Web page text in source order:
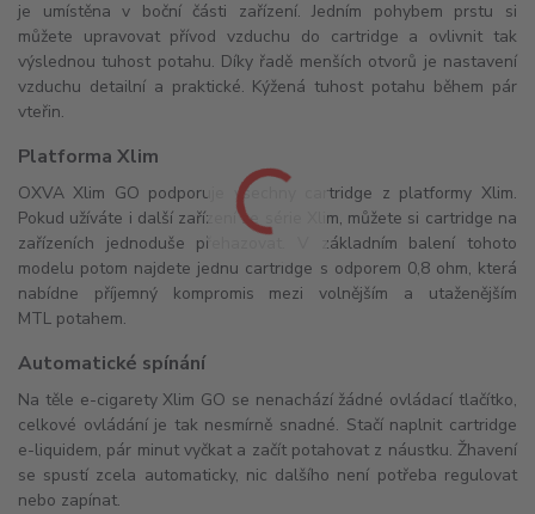
je umístěna v boční části zařízení. Jedním pohybem prstu si
můžete upravovat přívod vzduchu do cartridge a ovlivnit tak
výslednou tuhost potahu. Díky řadě menších otvorů je nastavení
vzduchu detailní a praktické. Kýžená tuhost potahu během pár
vteřin.
Platforma Xlim
OXVA Xlim GO podporuje všechny cartridge z platformy Xlim.
Pokud užíváte i další zařízení ze série Xlim, můžete si cartridge na
zařízeních jednoduše přehazovat. V základním balení tohoto
modelu potom najdete jednu cartridge s odporem 0,8 ohm, která
nabídne příjemný kompromis mezi volnějším a utaženějším
MTL potahem.
Automatické spínání
Na těle e-cigarety Xlim GO se nenachází žádné ovládací tlačítko,
celkové ovládání je tak nesmírně snadné. Stačí naplnit cartridge
e-liquidem, pár minut vyčkat a začít potahovat z náustku. Žhavení
se spustí zcela automaticky, nic dalšího není potřeba regulovat
nebo zapínat.